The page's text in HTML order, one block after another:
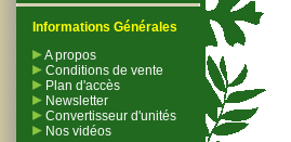
Informations Générales
A propos
Conditions de vente
Plan d'accès
Newsletter
Convertisseur d'unités
Nos vidéos